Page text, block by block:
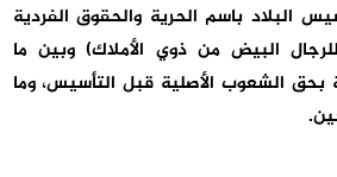
البلاد باسم الحرية والحقوق الفردية
البيض من ذوي الأملاك) وبين ما
بحق الشعوب الأصلية قبل التأسيس، وما